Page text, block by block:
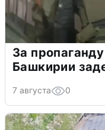
За
Башкирии
7 августа 0